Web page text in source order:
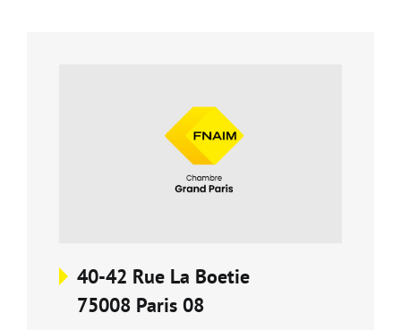
40-42 Rue La Boetie
75008 Paris 08